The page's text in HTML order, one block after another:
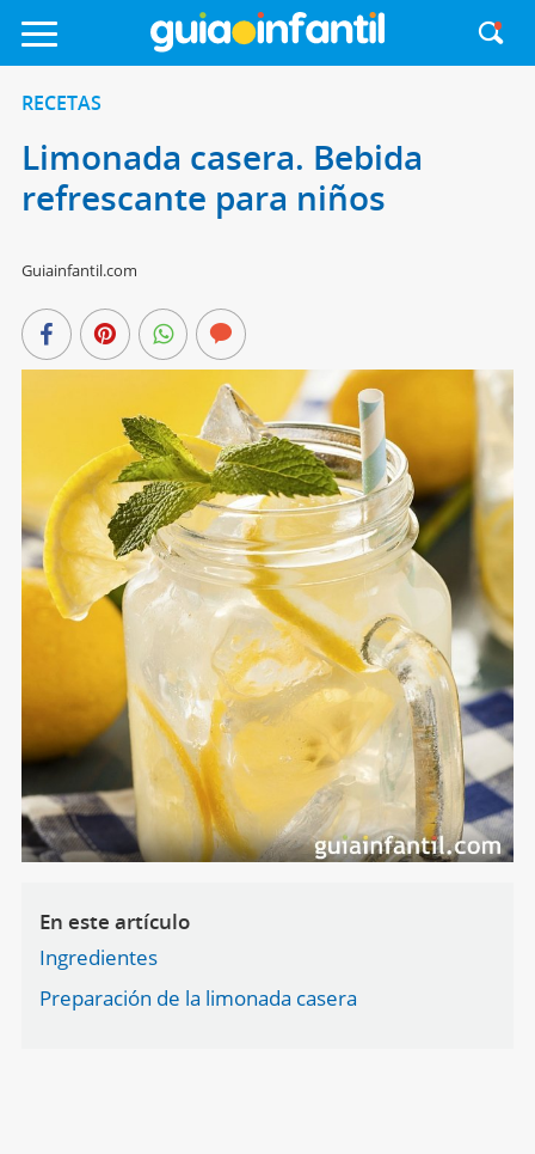
RECETAS
Limonada casera. Bebida
refrescante para niños
Guiainfantil.com
En este artículo
Ingredientes
Preparación de la limonada casera